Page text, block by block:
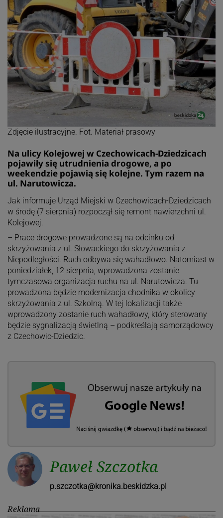
Zdjęcie ilustracyjne. Fot. Materiał prasowy
Na ulicy Kolejowej w Czechowicach-Dziedzicach
pojawiły się utrudnienia drogowe, a po
weekendzie pojawią się kolejne. Tym razem na
ul. Narutowicza.
Jak informuje Urząd Miejski w Czechowicach-Dziedzicach
w środę (7 sierpnia) rozpoczął się remont nawierzchni ul.
Kolejowej.
– Prace drogowe prowadzone są na odcinku od
skrzyżowania z ul. Słowackiego do skrzyżowania z
Niepodległości. Ruch odbywa się wahadłowo. Natomiast w
poniedziałek, 12 sierpnia, wprowadzona zostanie
tymczasowa organizacja ruchu na ul. Narutowicza. Tu
prowadzona będzie modernizacja chodnika w okolicy
skrzyżowania z ul. Szkolną. W tej lokalizacji także
wprowadzony zostanie ruch wahadłowy, który sterowany
będzie sygnalizacją świetlną – podkreślają samorządowcy
z Czechowic-Dziedzic.
Paweł Szczotka
p.szczotka@kronika.beskidzka.pl
Reklama